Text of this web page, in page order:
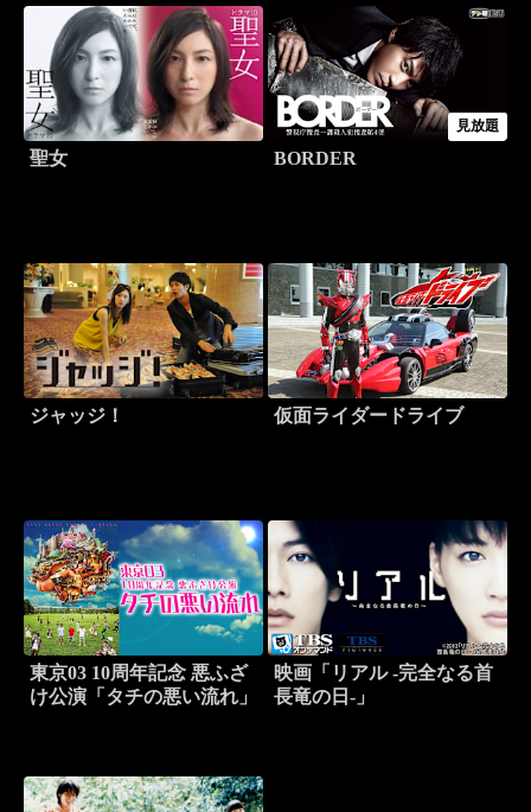
聖女
見放題
BORDER
ジャッジ！ 仮面ライダードライブ
東京03 10周年記念 悪ふざ
け公演「タチの悪い流れ」
映画「リアル -完全なる首
長竜の日-」